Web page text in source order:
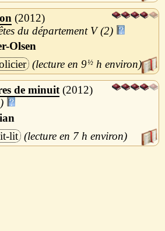
2012
du département V (2)
Olsen
9½ h
de minuit 2012
lit
7 h